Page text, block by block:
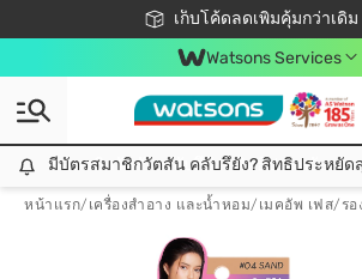
เก็บโค้ดลดเพิ่มคุ้มกว่าเดิ
ชอปออนไลน์ครั้งแรก ลดเพิ่มจุก
📦ส่งฟรี! เมื่อชอป 499
สมาชิกวัตสัน คลับดียังไ
Watsons Services
มีบัตรสมาชิกวัตสัน คลับรึยัง? สิทธิประหยัดสุดว้าวรอคุณอยู่ ชอปคุ้มกว่าเดิม คลิก!
มีบัตรสมาชิกวัตสัน คลับรึยัง? สิทธิประหยั
หน้าแรก/ เครื่องสำอาง และน้ำหอม/ เมคอัพ เฟส/ ร